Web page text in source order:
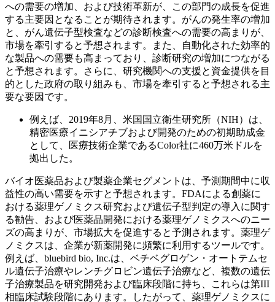
への需要の増加、および技術革新が、この部門の成長を促進
する主要因となることが期待されます。がんの発生率の増加
と、がん遺伝子型検査などの診断検査への需要の高まりが、
市場を牽引すると予想されます。また、自動化された効率的
な製品への需要も高まっており、診断研究の増加につながる
と予想されます。さらに、研究機関への支援と資金提供を目
的とした政府の取り組みも、市場を牽引すると予想される主
要な要因です。
例えば、2019年8月、米国国立衛生研究所（NIH）は、
精密医療イニシアチブおよび開発のための初期助成金
として、医療技術企業であるColor社に460万米ドルを
拠出した。
バイオ医薬品および製薬企業セグメントは、予測期間中に収
益性の高い需要を示すと予想されます。FDAによる創薬に
おける薬理ゲノミクス研究および遺伝子型判定の導入に関す
る勧告、および医薬品開発における薬理ゲノミクスへのニー
ズの高まりが、市場拡大を促進すると予測されます。薬理ゲ
ノミクスは、企業が新薬開発に頻繁に利用するツールです。
例えば、bluebird bio, Inc.は、ベチベグロゲン・オートテムセ
ル遺伝子治療やレンチグロビン遺伝子治療など、複数の遺伝
子治療製品を研究開発および臨床段階に持ち、これらは第III
相臨床試験段階にあります。したがって、薬理ゲノミクスに